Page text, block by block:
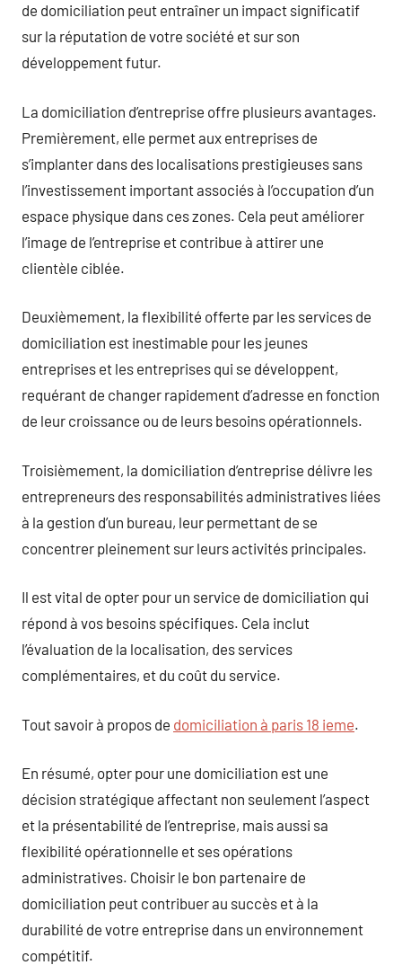
de domiciliation peut entraîner un impact significatif
sur la réputation de votre société et sur son
développement futur.
La domiciliation d’entreprise offre plusieurs avantages.
Premièrement, elle permet aux entreprises de
s’implanter dans des localisations prestigieuses sans
l’investissement important associés à l’occupation d’un
espace physique dans ces zones. Cela peut améliorer
l’image de l’entreprise et contribue à attirer une
clientèle ciblée.
Deuxièmement, la flexibilité offerte par les services de
domiciliation est inestimable pour les jeunes
entreprises et les entreprises qui se développent,
requérant de changer rapidement d’adresse en fonction
de leur croissance ou de leurs besoins opérationnels.
Troisièmement, la domiciliation d’entreprise délivre les
entrepreneurs des responsabilités administratives liées
à la gestion d’un bureau, leur permettant de se
concentrer pleinement sur leurs activités principales.
Il est vital de opter pour un service de domiciliation qui
répond à vos besoins spécifiques. Cela inclut
l’évaluation de la localisation, des services
complémentaires, et du coût du service.
Tout savoir à propos de domiciliation à paris 18 ieme.
En résumé, opter pour une domiciliation est une
décision stratégique affectant non seulement l’aspect
et la présentabilité de l’entreprise, mais aussi sa
flexibilité opérationnelle et ses opérations
administratives. Choisir le bon partenaire de
domiciliation peut contribuer au succès et à la
durabilité de votre entreprise dans un environnement
compétitif.